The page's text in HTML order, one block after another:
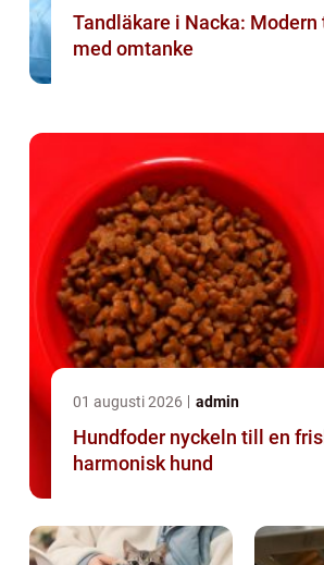
Tandläkare i Nacka: Modern
med omtanke
01 augusti 2026 admin
Hundfoder nyckeln till en frisk och
harmonisk hund